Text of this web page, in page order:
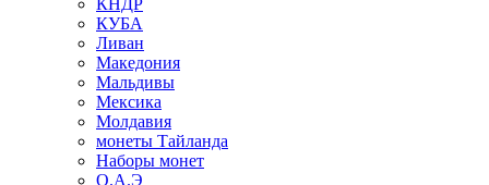
КНДР
КУБА
Ливан
Македония
Мальдивы
Мексика
Молдавия
монеты Тайланда
Наборы монет
О.А.Э